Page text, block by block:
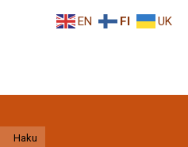
Haku
EN FI UK